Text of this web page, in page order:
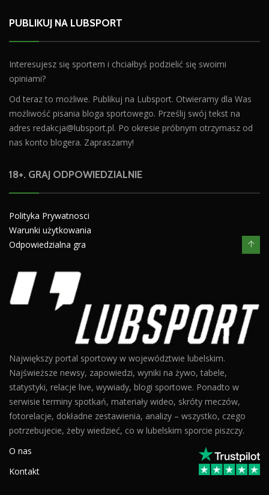
PUBLIKUJ NA LUBSPORT
Interesujesz się sportem i chciałbyś podzielić się swoimi
opiniami?
Od teraz to możliwe. Publikuj na Lubsport. Otwieramy dla Was
możliwość pisania bloga sportowego. Prześlij swój tekst na
adres redakcja@lubsport.pl. Po okresie próbnym otrzymasz od
nas konto blogera. Zapraszamy!
18+. GRAJ ODPOWIEDZIALNIE
Polityka Prywatnosci
Warunki użytkowania
Odpowiedzialna gra
Największy portal sportowy w województwie lubelskim.
Najświeższe newsy, zapowiedzi, wyniki na żywo, tabele,
statystyki, relacje live, wywiady, blogi sportowe. Ponadto w
serwisie terminy spotkań, materiały wideo, skróty meczów,
fotorelacje, dokładne zestawienia, analizy – wszystko, czego
potrzebujecie, żeby wiedzieć, co w lubelskim sporcie piszczy.
O nas
Kontakt